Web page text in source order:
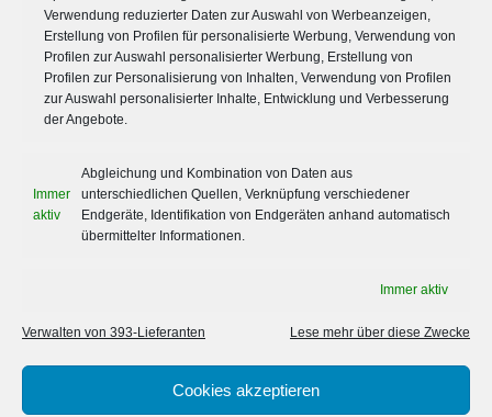
Verwendung reduzierter Daten zur Auswahl von Werbeanzeigen,
Erstellung von Profilen für personalisierte Werbung, Verwendung von
Profilen zur Auswahl personalisierter Werbung, Erstellung von
Profilen zur Personalisierung von Inhalten, Verwendung von Profilen
zur Auswahl personalisierter Inhalte, Entwicklung und Verbesserung
der Angebote.
Immer
aktiv
Abgleichung und Kombination von Daten aus
unterschiedlichen Quellen, Verknüpfung verschiedener
Endgeräte, Identifikation von Endgeräten anhand automatisch
übermittelter Informationen.
Immer aktiv
Verwalten von 393-Lieferanten Lese mehr über diese Zwecke
Cookies akzeptieren
Informationen für Privatkunden
Wechselservice
Schädlingslexikon
IMPRESSUM, DATENSCHUTZ, AGB
Datenschutz
AGB
Mönchengladbach
Mönchengladbach
Impressum AGB
Datenschutz